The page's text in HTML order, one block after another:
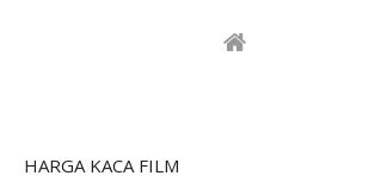
HARGA KACA FILM